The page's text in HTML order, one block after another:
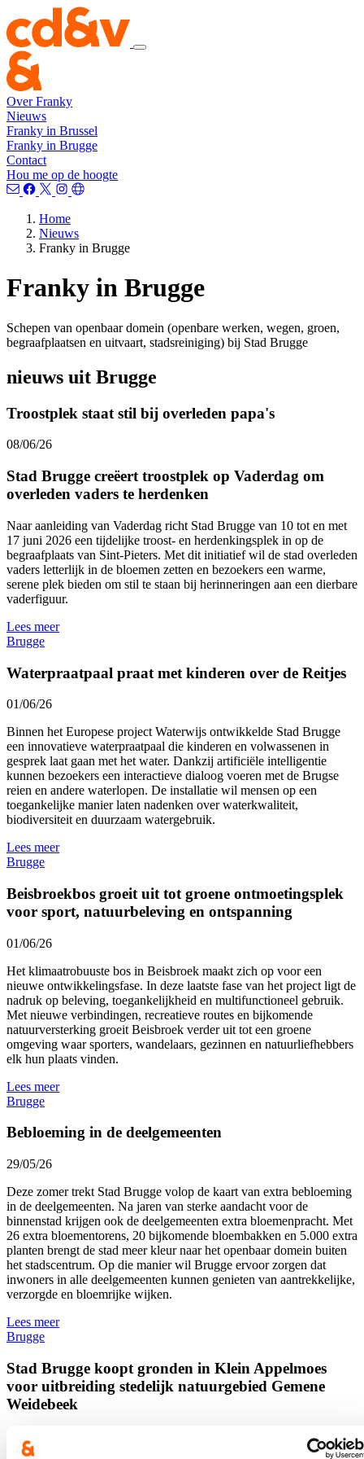
Over Franky
Nieuws
Franky in Brussel
Franky in Brugge
Contact
Hou me op de hoogte
Home
Nieuws
Franky in Brugge
Franky in Brugge
Schepen van openbaar domein (openbare werken, wegen, groen,
begraafplaatsen en uitvaart, stadsreiniging) bij Stad Brugge
nieuws uit Brugge
Troostplek staat stil bij overleden papa's
08/06/26
Stad Brugge creëert troostplek op Vaderdag om
overleden vaders te herdenken
Naar aanleiding van Vaderdag richt Stad Brugge van 10 tot en met
17 juni 2026 een tijdelijke troost- en herdenkingsplek in op de
begraafplaats van Sint-Pieters. Met dit initiatief wil de stad overleden
vaders letterlijk in de bloemen zetten en bezoekers een warme,
serene plek bieden om stil te staan bij herinneringen aan een dierbare
vaderfiguur.
Lees meer
Brugge
Waterpraatpaal praat met kinderen over de Reitjes
01/06/26
Binnen het Europese project Waterwijs ontwikkelde Stad Brugge
een innovatieve waterpraatpaal die kinderen en volwassenen in
gesprek laat gaan met het water. Dankzij artificiële intelligentie
kunnen bezoekers een interactieve dialoog voeren met de Brugse
reien en andere waterlopen. De installatie wil mensen op een
toegankelijke manier laten nadenken over waterkwaliteit,
biodiversiteit en duurzaam watergebruik.
Lees meer
Brugge
Beisbroekbos groeit uit tot groene ontmoetingsplek
voor sport, natuurbeleving en ontspanning
01/06/26
Het klimaatrobuuste bos in Beisbroek maakt zich op voor een
nieuwe ontwikkelingsfase. In deze laatste fase van het project ligt de
nadruk op beleving, toegankelijkheid en multifunctioneel gebruik.
Met nieuwe verbindingen, recreatieve routes en bijkomende
natuurversterking groeit Beisbroek verder uit tot een groene
omgeving waar sporters, wandelaars, gezinnen en natuurliefhebbers
elk hun plaats vinden.
Lees meer
Brugge
Bebloeming in de deelgemeenten
29/05/26
Deze zomer trekt Stad Brugge volop de kaart van extra bebloeming
in de deelgemeenten. Na jaren van sterke aandacht voor de
binnenstad krijgen ook de deelgemeenten extra bloemenpracht. Met
26 extra bloementorens, 20 bijkomende bloembakken en 5.000 extra
planten brengt de stad meer kleur naar het openbaar domein buiten
het stadscentrum. Op die manier wil Brugge ervoor zorgen dat
inwoners in alle deelgemeenten kunnen genieten van aantrekkelijke,
verzorgde en bloemrijke wijken.
Lees meer
Brugge
Stad Brugge koopt gronden in Klein Appelmoes
voor uitbreiding stedelijk natuurgebied Gemene
Weidebeek